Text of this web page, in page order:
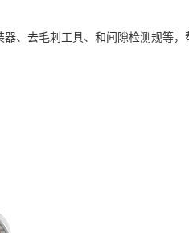
、去毛刺工具、和间隙检测规等